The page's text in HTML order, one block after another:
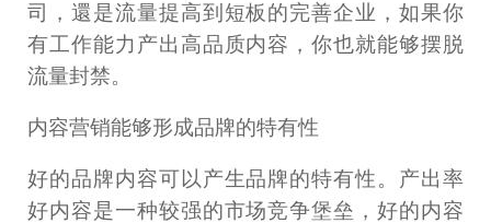
司，還是流量提高到短板的完善企业，如果你
有工作能力产出高品质内容，你也就能够摆脱
流量封禁。
内容营销能够形成品牌的特有性
好的品牌内容可以产生品牌的特有性。产出率
好内容是一种较强的市场竞争堡垒，好的内容